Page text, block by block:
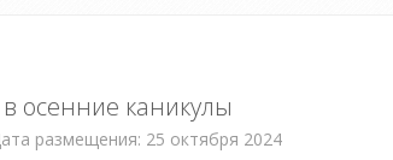
осенние каникулы
размещения: 25 октября 2024